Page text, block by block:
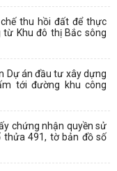
thu hồi đất để thực
Khu đô thị Bắc sông
Dự án đầu tư xây dựng
tới đường khu công
chứng nhận quyền sử
thửa 491, tờ bản đồ số